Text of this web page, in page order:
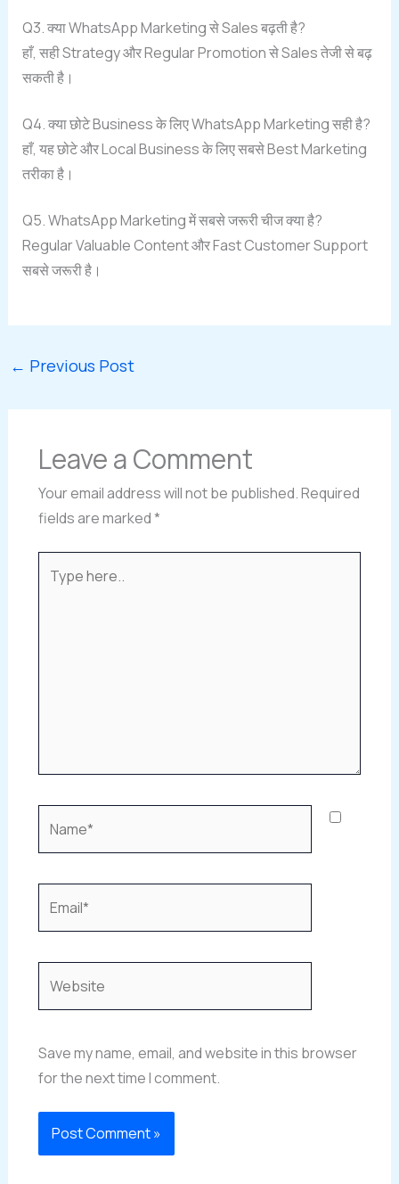
Q3. क्या WhatsApp Marketing से Sales बढ़ती है?
हाँ, सही Strategy और Regular Promotion से Sales तेजी से बढ़
सकती है।
Q4. क्या छोटे Business के लिए WhatsApp Marketing सही है?
हाँ, यह छोटे और Local Business के लिए सबसे Best Marketing
तरीका है।
Q5. WhatsApp Marketing में सबसे जरूरी चीज क्या है?
Regular Valuable Content और Fast Customer Support
सबसे जरूरी है।
← Previous Post
Leave a Comment
Your email address will not be published.Required
fields are marked*
here..
Save my name, email, and website in this browser
for the next time I comment.